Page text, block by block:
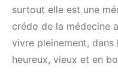
surtout elle est une
crédo de la médecine
vivre pleinement, dans
heureux, vieux et en